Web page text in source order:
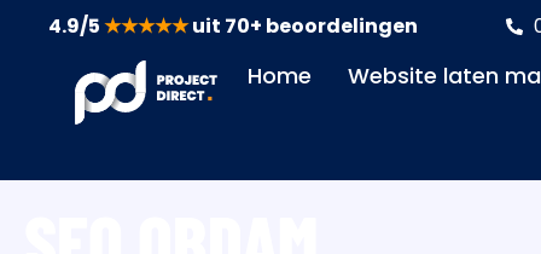
4.9/5★★★★★uit 70+ beoordelingen
Home Website laten